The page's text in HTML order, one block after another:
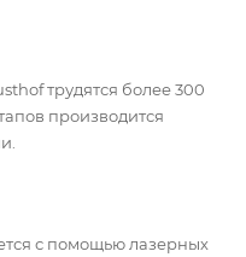
трудятся более 300
производится
с помощью лазерных